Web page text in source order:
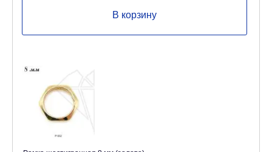
В корзину